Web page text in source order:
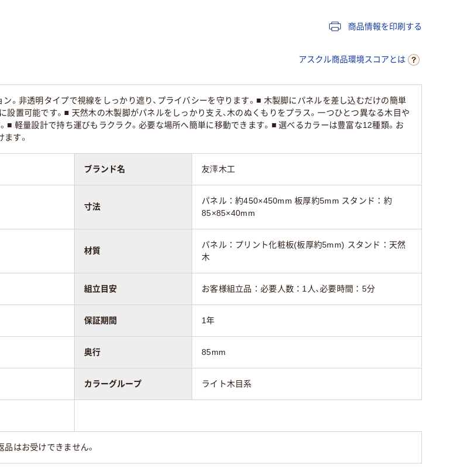
商品情報を印刷する
アスクル商品環境スコアとは
。非透明タイプで視線をしっかり遮り、プライバシーを守ります。■ 木製脚にパネルを差し込むだけの簡単
設置可能です。■ 天然木の木製脚がパネルをしっかり支え、木のぬくもりをプラス。一つひとつ異なる木目や
■ 軽量設計で持ち運びもラクラク。必要な場所へ簡単に移動できます。■ 選べるカラーは豊富な12種類。お
す。
ブランド名 友澤木工
寸法
パネル：約450×450mm 板厚約5mm スタンド：約
85×85×40mm
材質
パネル：プリント化粧板(板厚約5mm) スタンド：天然
木
組立目安 お客様組立品：必要人数：1人、必要時間：5分
保証期間 1年
奥行 85mm
カラーグループ ライト木目系
品はお受けできません。